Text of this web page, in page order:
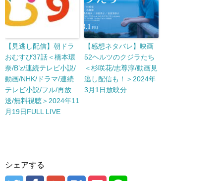
【見逃し配信】朝ドラ
おむすび37話＜橋本環
奈/B’z/連続テレビ小説/
動画/NHK/ドラマ/連続
テレビ小説/フル/再放
送/無料視聴＞2024年11
月19日FULL LIVE
【感想ネタバレ】映画
52ヘルツのクジラたち
＜杉咲花/志尊淳/動画見
逃し配信も！＞2024年
3月1日放映分
シェアする